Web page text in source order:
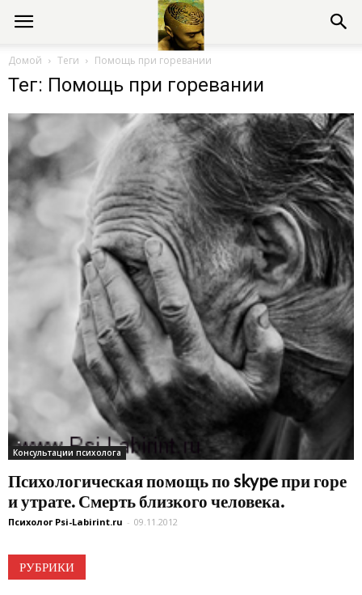
Консультации
психолога
онлайн
Домой Теги Помощь при горевании
Тег: Помощь при горевании
Консультации психолога
Психологическая помощь по skype при горе
и утрате. Смерть близкого человека.
Психолог Psi-Labirint.ru - 09.11.2012
РУБРИКИ